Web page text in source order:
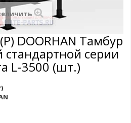
DOORHAN Тамбур
стандартной серии
L-3500 (шт.)